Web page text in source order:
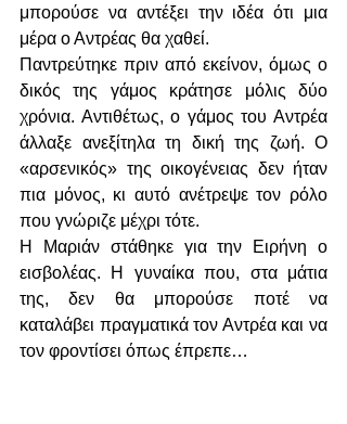
μπορούσε να αντέξει την ιδέα ότι μια
μέρα ο Αντρέας θα χαθεί.
Παντρεύτηκε πριν από εκείνον, όμως ο
δικός της γάμος κράτησε μόλις δύο
χρόνια. Αντιθέτως, ο γάμος του Αντρέα
άλλαξε ανεξίτηλα τη δική της ζωή. Ο
«αρσενικός» της οικογένειας δεν ήταν
πια μόνος, κι αυτό ανέτρεψε τον ρόλο
που γνώριζε μέχρι τότε.
Η Μαριάν στάθηκε για την Ειρήνη ο
εισβολέας. Η γυναίκα που, στα μάτια
της, δεν θα μπορούσε ποτέ να
καταλάβει πραγματικά τον Αντρέα και να
τον φροντίσει όπως έπρεπε…